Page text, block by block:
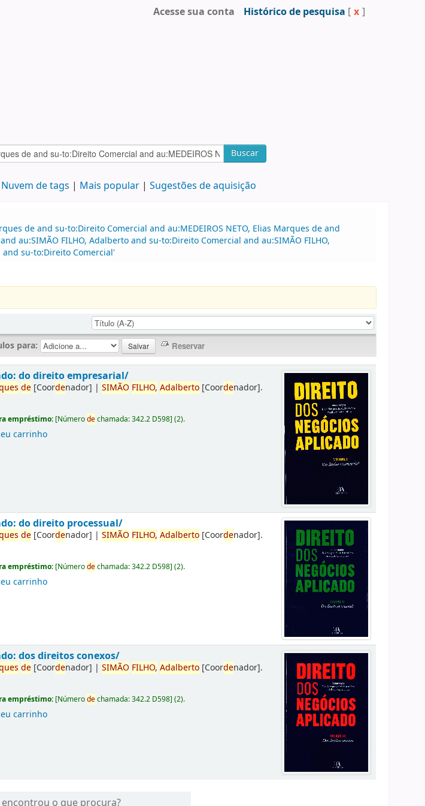
Acesse sua conta Histórico de pesquisa [ x ]
Buscar
Nuvem de tags Mais popular Sugestões de aquisição
de and su-to:Direito Comercial and au:MEDEIROS NETO, Elias Marques de and
au:SIMÃO FILHO, Adalberto and su-to:Direito Comercial and au:SIMÃO FILHO,
and su-to:Direito Comercial'
para:
do direito empresarial/
de [Coordenador] |SIMÃO FILHO, Adalberto [Coordenador].
empréstimo: [Númerodechamada:342.2 D598](2).
carrinho
do direito processual/
de [Coordenador] |SIMÃO FILHO, Adalberto [Coordenador].
empréstimo: [Númerodechamada:342.2 D598](2).
carrinho
dos direitos conexos/
de [Coordenador] |SIMÃO FILHO, Adalberto [Coordenador].
empréstimo: [Númerodechamada:342.2 D598](2).
carrinho